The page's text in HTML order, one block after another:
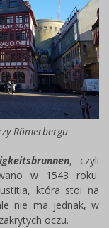
Römerbergu
, czyli
w 1543 roku.
która stoi na
nie ma jednak, w
oczu.